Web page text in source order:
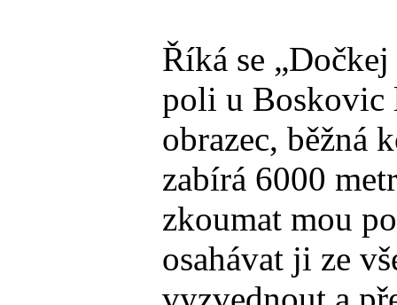
Říká se
poli u Boskovic
obrazec, běžná
zabírá 6000
zkoumat mou
osahávat ji ze